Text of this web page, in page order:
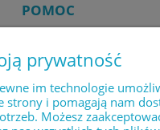
POMOC
MOJE KONTO
I DOSTAWA
prywatność
im technologie
strony i pomagają nam
Możesz